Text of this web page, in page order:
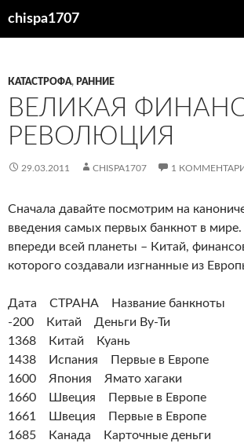
chispa1707
КАТАСТРОФА, РАННИЕ
ВЕЛИКАЯ
РЕВОЛЮЦИЯ
29.03.2011 CHISPA1707 1
Сначала давайте посмотрим на
введения самых первых банкнот в мире.
впереди всей планеты – Китай,
которого создавали изгнанные из
Дата СТРАНА Название банкноты
-200 Китай Деньги Ву-Ти
1368 Китай Куань
1438 Испания Первые в Европе
1600 Япония Ямато хагаки
1660 Швеция Первые в Европе
1661 Швеция Первые в Европе
1685 Канада Карточные деньги